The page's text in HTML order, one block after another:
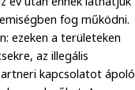
fog működni.
ezeken a területeken
az illegális
kapcsolatot ápoló